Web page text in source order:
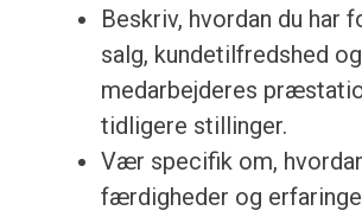
Beskriv, hvordan du har
salg, kundetilfredshed og
medarbejderes
tidligere stillinger.
Vær specifik om,
færdigheder og